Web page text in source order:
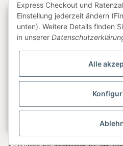
Gesetzliche Informationen
Express Checkout und
Einstellung jederzeit ändern
unten). Weitere Details finden
in unserer
Alle